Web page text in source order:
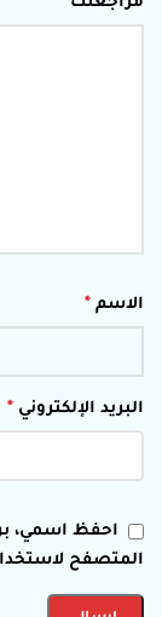
الاسم *
البريد الإلكتروني *
احفظ اسمي،
المتصفح